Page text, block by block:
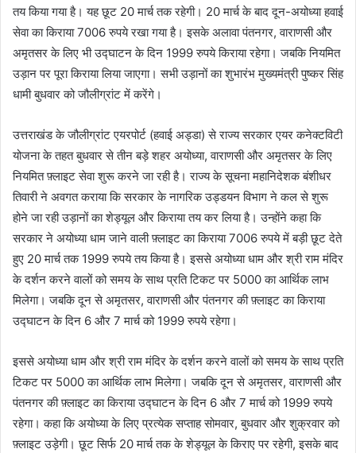
तय किया गया है। यह छूट 20 मार्च तक रहेगी। 20 मार्च के बाद दून-अयोध्या हवाई
सेवा का किराया 7006 रुपये रखा गया है। इसके अलावा पंतनगर, वाराणसी और
अमृतसर के लिए भी उद्घाटन के दिन 1999 रुपये किराया रहेगा। जबकि नियमित
उड़ान पर पूरा किराया लिया जाएगा। सभी उड़ानों का शुभारंभ मुख्यमंत्री पुष्कर सिंह
धामी बुधवार को जौलीग्रांट में करेंगे।
उत्तराखंड के जौलीग्रांट एयरपोर्ट (हवाई अड्डा) से राज्य सरकार एयर कनेक्टविटी
योजना के तहत बुधवार से तीन बड़े शहर अयोध्या, वाराणसी और अमृतसर के लिए
नियमित फ़्लाइट सेवा शुरू करने जा रही है। राज्य के सूचना महानिदेशक बंशीधर
तिवारी ने अवगत कराया कि सरकार के नागरिक उड्डयन विभाग ने कल से शुरू
होने जा रही उड़ानों का शेड्यूल और किराया तय कर लिया है। उन्होंने कहा कि
सरकार ने अयोध्या धाम जाने वाली फ़्लाइट का किराया 7006 रुपये में बड़ी छूट देते
हुए 20 मार्च तक 1999 रुपये तय किया है। इससे अयोध्या धाम और श्री राम मंदिर
के दर्शन करने वालों को समय के साथ प्रति टिकट पर 5000 का आर्थिक लाभ
मिलेगा। जबकि दून से अमृतसर, वाराणसी और पंतनगर की फ़्लाइट का किराया
उद्घाटन के दिन 6 और 7 मार्च को 1999 रुपये रहेगा।
इससे अयोध्या धाम और श्री राम मंदिर के दर्शन करने वालों को समय के साथ प्रति
टिकट पर 5000 का आर्थिक लाभ मिलेगा। जबकि दून से अमृतसर, वाराणसी और
पंतनगर की फ़्लाइट का किराया उद्घाटन के दिन 6 और 7 मार्च को 1999 रुपये
रहेगा। कहा कि अयोध्या के लिए प्रत्येक सप्ताह सोमवार, बुधवार और शुक्रवार को
फ़्लाइट उड़ेगी। छूट सिर्फ 20 मार्च तक के शेड्यूल के किराए पर रहेगी, इसके बाद